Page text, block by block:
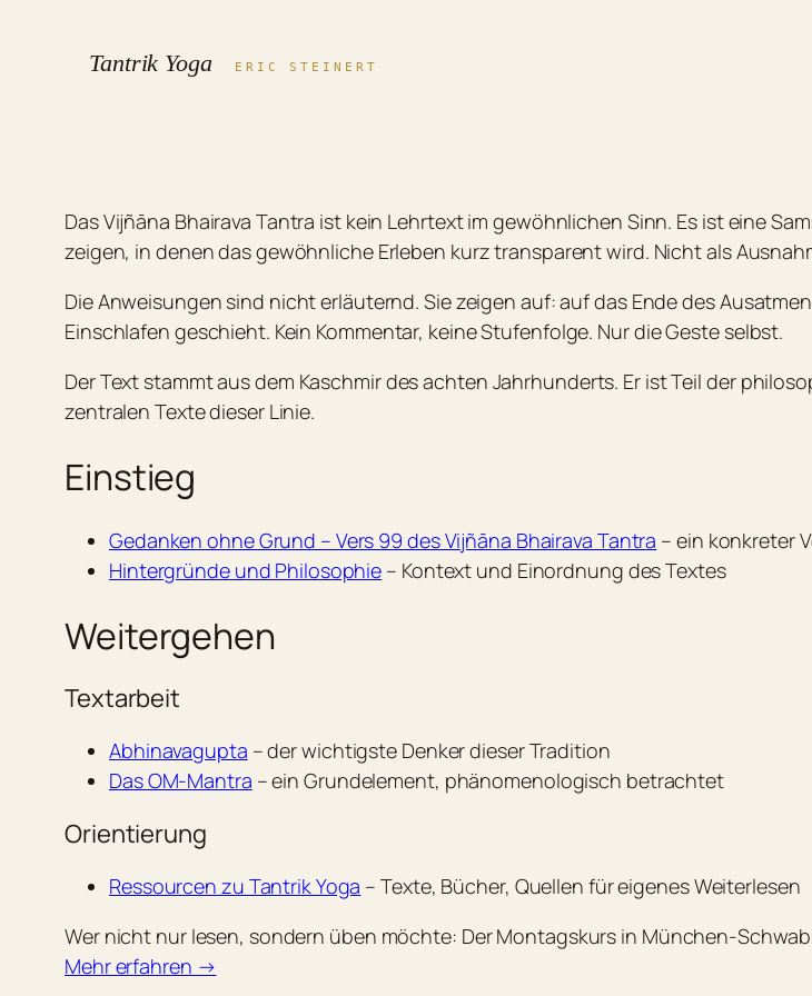
Tantrik Yoga ERIC STEINERT
Das Vijñāna Bhairava Tantra ist kein Lehrtext im gewöhnlichen Sinn. Es ist eine
zeigen, in denen das gewöhnliche Erleben kurz transparent wird. Nicht als
Die Anweisungen sind nicht erläuternd. Sie zeigen auf: auf das Ende des
Einschlafen geschieht. Kein Kommentar, keine Stufenfolge. Nur die Geste selbst.
Der Text stammt aus dem Kaschmir des achten Jahrhunderts. Er ist Teil der
zentralen Texte dieser Linie.
Einstieg
Gedanken ohne Grund – Vers 99 des Vijñāna Bhairava Tantra – ein konkreter
Hintergründe und Philosophie – Kontext und Einordnung des Textes
Weitergehen
Textarbeit
Abhinavagupta – der wichtigste Denker dieser Tradition
Das OM-Mantra – ein Grundelement, phänomenologisch betrachtet
Orientierung
Ressourcen zu Tantrik Yoga – Texte, Bücher, Quellen für eigenes Weiterlesen
Wer nicht nur lesen, sondern üben möchte: Der Montagskurs in München-
Mehr erfahren →